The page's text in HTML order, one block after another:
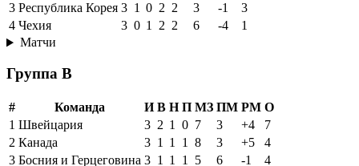
3 Республика Корея 3 1 0 2 2 3 -1
3
4 Чехия 3 0 1 2 2 6 -4
1
Матчи
Группа B
# Команда И В Н П МЗ ПМ РМ О
1 Швейцария 3 2 1 0 7 3 +4
7
2 Канада 3 1 1 1 8 3 +5
4
3 Босния и Герцеговина 3 1 1 1 5 6 -1
4